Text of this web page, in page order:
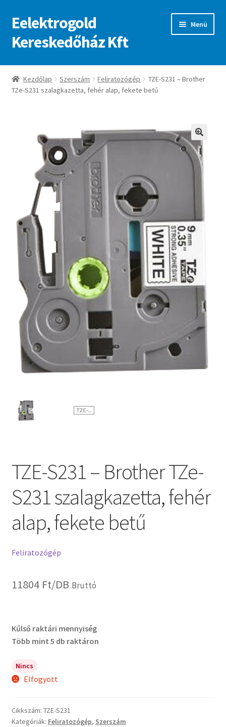
Ugrás
a
navigációhoz
Kilépés
a
tartalomba
Eelektrogold
Kereskedőház Kft
Menü
Kezdőlap
A fiókom
ajanlatkeres
Kezdőlap Szerszám Feliratozógép
TZE-S231 – Brother
TZe-S231 szalagkazetta, fehér alap, fekete betű
🔍
TZE-S231 – Brother TZe-
S231 szalagkazetta, fehér
alap, fekete betű
Feliratozógép
11804 Ft/DB Bruttó
Kűlső raktári mennyiség
Több mint 5 db raktáron
Nincs
Elfogyott
Cikkszám: TZE-S231
Kategóriák: Feliratozógép, Szerszám